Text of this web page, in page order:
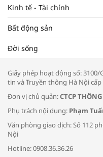
Tọa
Bác
Kinh tế - Tài chính
Bất động sản
Đời sống
Giấy phép hoạt động số: 3100/
tin và Truyền thông Hà Nội cấp
Đơn vị chủ quản:CTCP
Phụ trách nội dung: Phạm
Văn phòng giao dịch: Số 112
Nội
Hotline: 0908.36.36.26